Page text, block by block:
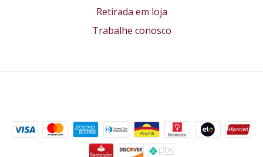
Retirada em loja
Trabalhe conosco